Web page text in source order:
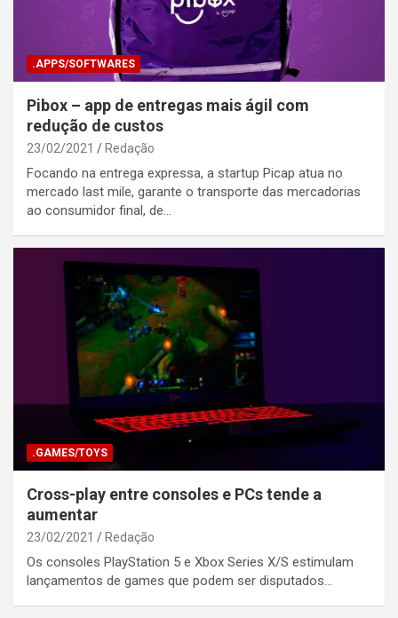
.APPS/SOFTWARES
Pibox – app de entregas mais ágil com
redução de custos
23/02/2021 Redação
Focando na entrega expressa, a startup Picap atua no
mercado last mile, garante o transporte das mercadorias
ao consumidor final, de…
.GAMES/TOYS
Cross-play entre consoles e PCs tende a
aumentar
23/02/2021 Redação
Os consoles PlayStation 5 e Xbox Series X/S estimulam
lançamentos de games que podem ser disputados…